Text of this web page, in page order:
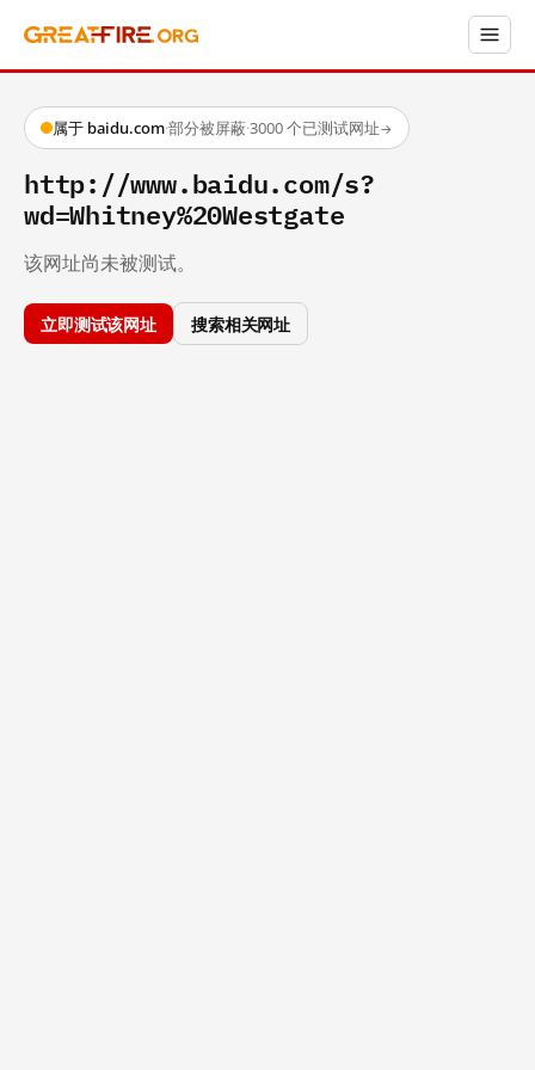
属于 baidu.com·部分被屏蔽·3000 个已测试网址→
http://www.baidu.com/s?
wd=Whitney%20Westgate
该网址尚未被测试。
立即测试该网址 搜索相关网址